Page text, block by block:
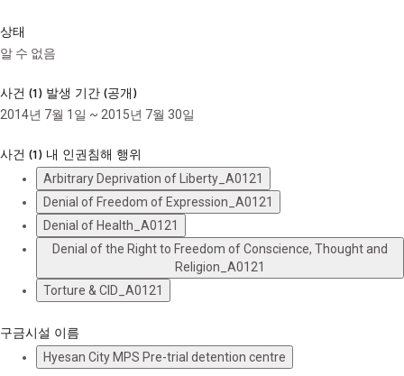
상태
알 수 없음
사건 (1) 발생 기간 (공개)
2014년 7월 1일 ~ 2015년 7월 30일
사건 (1) 내 인권침해 행위
Arbitrary Deprivation of Liberty_A0121
Denial of Freedom of Expression_A0121
Denial of Health_A0121
Denial of the Right to Freedom of Conscience, Thought and
Religion_A0121
Torture & CID_A0121
구금시설 이름
Hyesan City MPS Pre-trial detention centre